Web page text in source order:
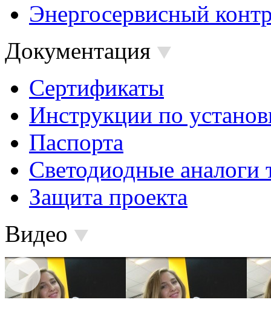
Энергосервисный
Документация
Сертификаты
Инструкции по
Паспорта
Светодиодные аналоги
Защита проекта
Видео